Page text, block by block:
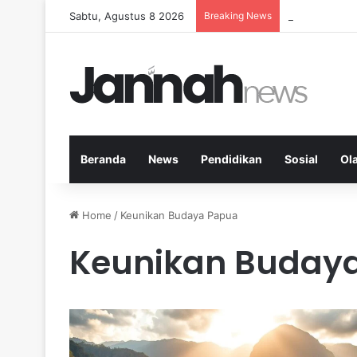
Sabtu, Agustus 8 2026 Breaking News
Beranda News Pendidikan Sosial
Home / Keunikan Budaya Papua
Keunikan